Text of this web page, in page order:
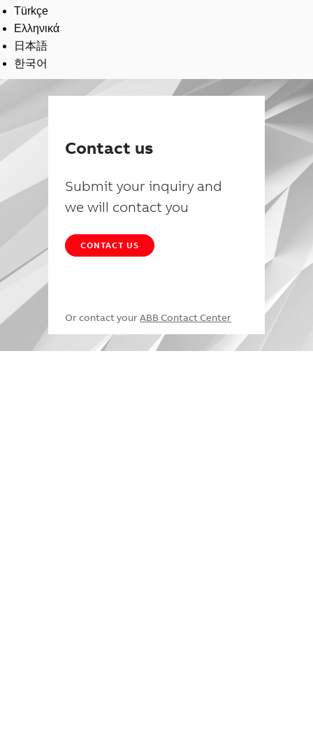
Türkçe
Ελληνικά
日本語
한국어
Contact us
Submit your inquiry and
we will contact you
CONTACT US
Or contact your ABB Contact Center